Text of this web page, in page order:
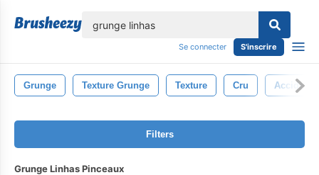
Se connecter S'inscrire
Grunge Texture Grunge Texture Cru Accident
Filters
Grunge Linhas Pinceaux